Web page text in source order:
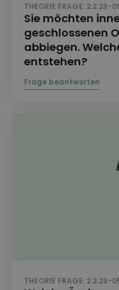
THEORIE FRAGE: 2.2.23-
Sie möchten
geschlossenen
abbiegen.
entstehen?
THEORIE FRAGE: 2.2.23-